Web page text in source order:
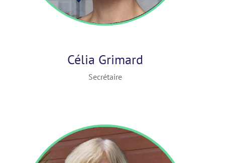
Célia Grimard
Secrétaire